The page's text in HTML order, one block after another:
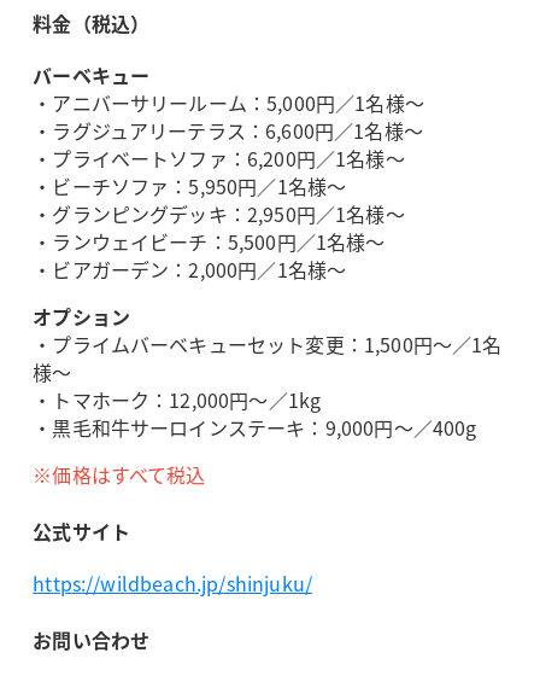
料金（税込）
バーベキュー
・アニバーサリールーム：5,000円／1名様～
・ラグジュアリーテラス：6,600円／1名様～
・プライベートソファ：6,200円／1名様～
・ビーチソファ：5,950円／1名様～
・グランピングデッキ：2,950円／1名様～
・ランウェイビーチ：5,500円／1名様～
・ビアガーデン：2,000円／1名様～
オプション
・プライムバーベキューセット変更：1,500円～／1名
様～
・トマホーク：12,000円～／1kg
・黒毛和牛サーロインステーキ：9,000円～／400g
※価格はすべて税込
公式サイト
https://wildbeach.jp/shinjuku/
お問い合わせ